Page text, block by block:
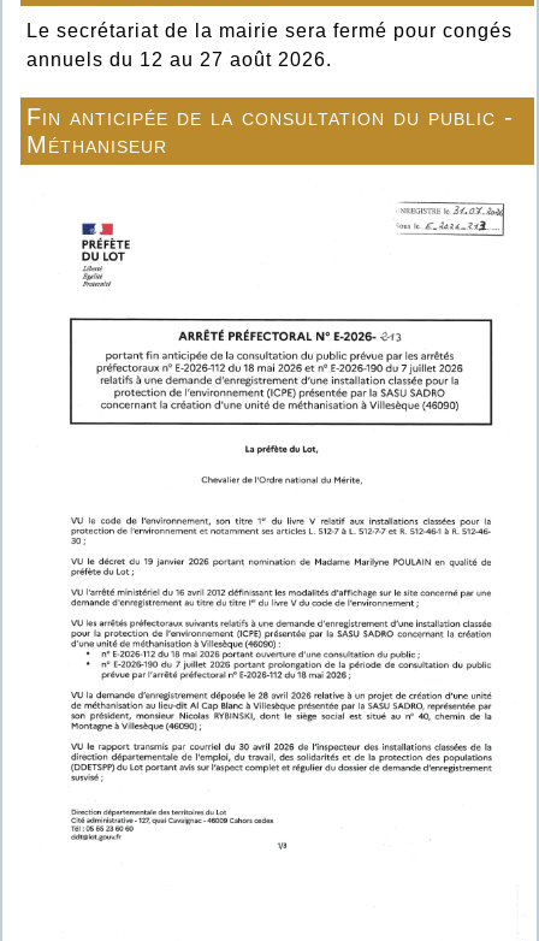
Le secrétariat de la mairie sera fermé pour congés
annuels du 12 au 27 août 2026.
Fin anticipée de la consultation du public -
Méthaniseur